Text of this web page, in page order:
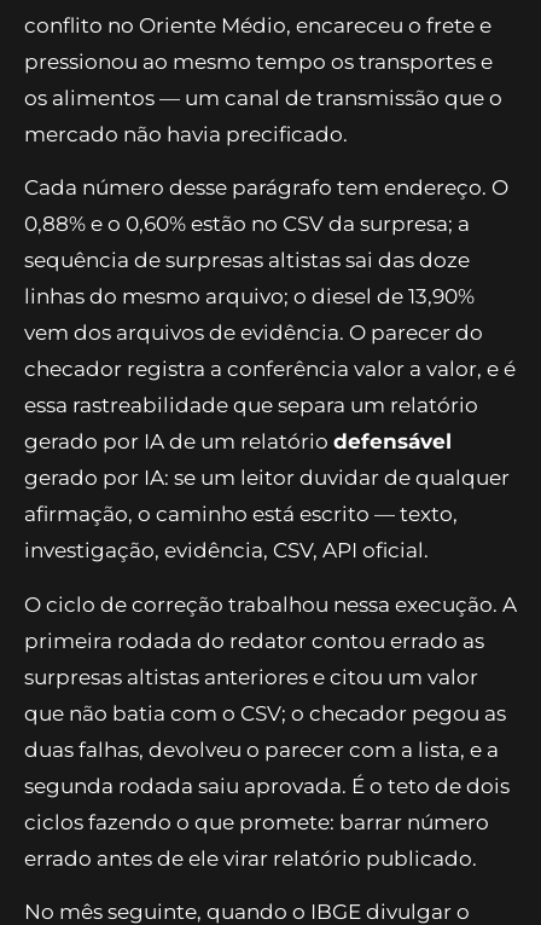
No HTML final, os gráficos calculados pelos
scripts aparecem lado a lado com a leitura
escrita pelos agentes. A síntese que abriu o
relatório de março, escrita pelo redator e
0,88% superou a mediana Focus de 0,60% em
+0,28 ponto percentual, a maior surpresa altista
dos doze meses da série, e aponta o vetor
central: a alta de 13,90% do diesel, associada ao
conflito no Oriente Médio, encareceu o frete e
pressionou ao mesmo tempo os transportes e
os alimentos — um canal de transmissão que o
mercado não havia precificado.
Cada número desse parágrafo tem endereço. O
0,88% e o 0,60% estão no CSV da surpresa; a
linhas do mesmo arquivo; o diesel de 13,90%
vem dos arquivos de evidência. O parecer do
checador registra a conferência valor a valor, e é
essa rastreabilidade que separa um relatório
gerado por IA de um relatóriodefensável
gerado por IA: se um leitor duvidar de qualquer
afirmação, o caminho está escrito — texto,
investigação, evidência, CSV, API oficial.
O ciclo de correção trabalhou nessa execução. A